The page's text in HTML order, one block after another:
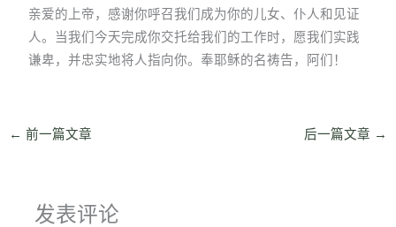
亲爱的上帝，感谢你呼召我们成为你的儿女、仆人和见证
人。当我们今天完成你交托给我们的工作时，愿我们实践
谦卑，并忠实地将人指向你。奉耶稣的名祷告，阿们！
← 前一篇文章 后一篇文章 →
发表评论